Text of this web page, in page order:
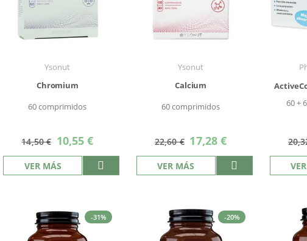
Ysonut
Chromium
60 comprimidos
14,50 € Precio
especial
10,55 €
VER MÁS
Ysonut
Calcium
60 comprimidos
22,60 € Precio
especial
17,28 €
VER MÁS
60 +
-31% -20%